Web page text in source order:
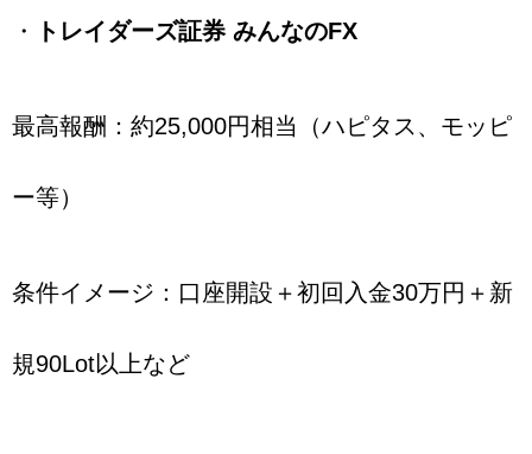
・ トレイダーズ証券 みんなのFX
最高報酬：約25,000円相当（ハピタス、モッピ
ー等）
条件イメージ：口座開設＋初回入金30万円＋新
規90Lot以上など